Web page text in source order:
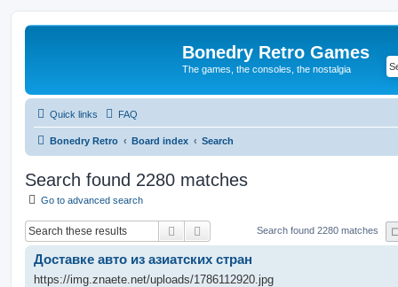
Bonedry Retro Games
The games, the consoles, the nostalgia
Quick links FAQ
Bonedry Retro Board index Search
Search found 2280 matches
Go to advanced search
Search Advanced searchSearch found 2280 matches
Доставке авто из азиатских стран
https://img.znaete.net/uploads/1786112920.jpg